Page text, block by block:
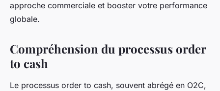
approche commerciale et booster votre performance
globale.
Compréhension du processus order
to cash
Le processus order to cash, souvent abrégé en O2C,